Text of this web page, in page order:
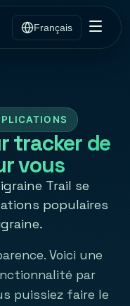
Français
tracker de
vous
Trail se
populaires
Voici une
par
puissiez faire le